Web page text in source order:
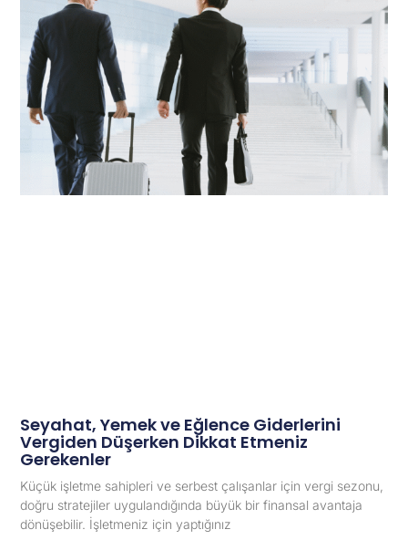
Seyahat, Yemek ve Eğlence Giderlerini
Vergiden Düşerken Dikkat Etmeniz
Gerekenler
Küçük işletme sahipleri ve serbest çalışanlar için vergi sezonu,
doğru stratejiler uygulandığında büyük bir finansal avantaja
dönüşebilir. İşletmeniz için yaptığınız